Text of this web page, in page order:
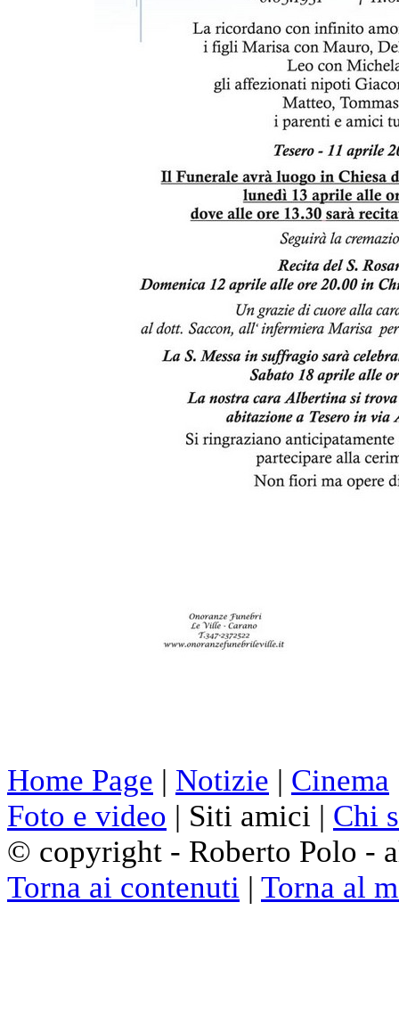
Home Page | Notizie | Cinema
Foto e video | Siti amici | Chi
© copyright - Roberto Polo -
Torna ai contenuti | Torna al